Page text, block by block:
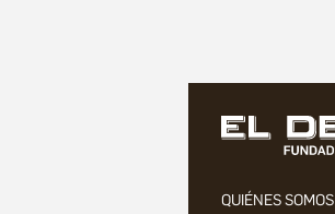
QUIÉNES SOMOS